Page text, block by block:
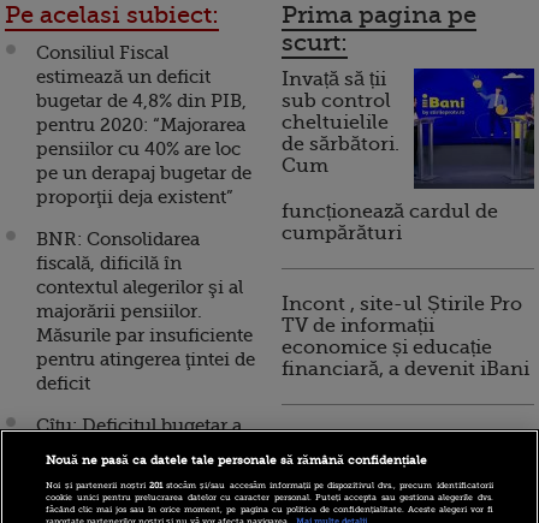
Pe acelasi subiect:
Consiliul Fiscal
estimează un deficit
bugetar de 4,8% din PIB,
pentru 2020: “Majorarea
pensiilor cu 40% are loc
pe un derapaj bugetar de
proporţii deja existent”
BNR: Consolidarea
fiscală, dificilă în
contextul alegerilor şi al
majorării pensiilor.
Măsurile par insuficiente
pentru atingerea ţintei de
deficit
Cîțu: Deficitul bugetar a
fost acoperit cu
în scădere. Intrăm în
Prima pagina pe
scurt:
Invață să ții
sub control
cheltuielile
de sărbători.
Cum
funcționează cardul de
cumpărături
Incont , site-ul Știrile Pro
TV de informații
economice și educație
financiară, a devenit iBani
financiare inteligente
Nouă ne pasă ca datele tale personale să rămână confidențiale
Noi și partenerii noștri201stocăm și/sau accesăm informații pe dispozitivul dvs., precum identificatorii
cookie unici pentru prelucrarea datelor cu caracter personal. Puteți accepta sau gestiona alegerile dvs.
făcând clic mai jos sau în orice moment, pe pagina cu politica de confidențialitate. Aceste alegeri vor fi